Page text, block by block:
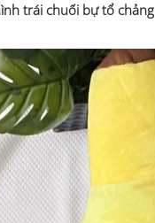
trái chuối bự tổ chảng